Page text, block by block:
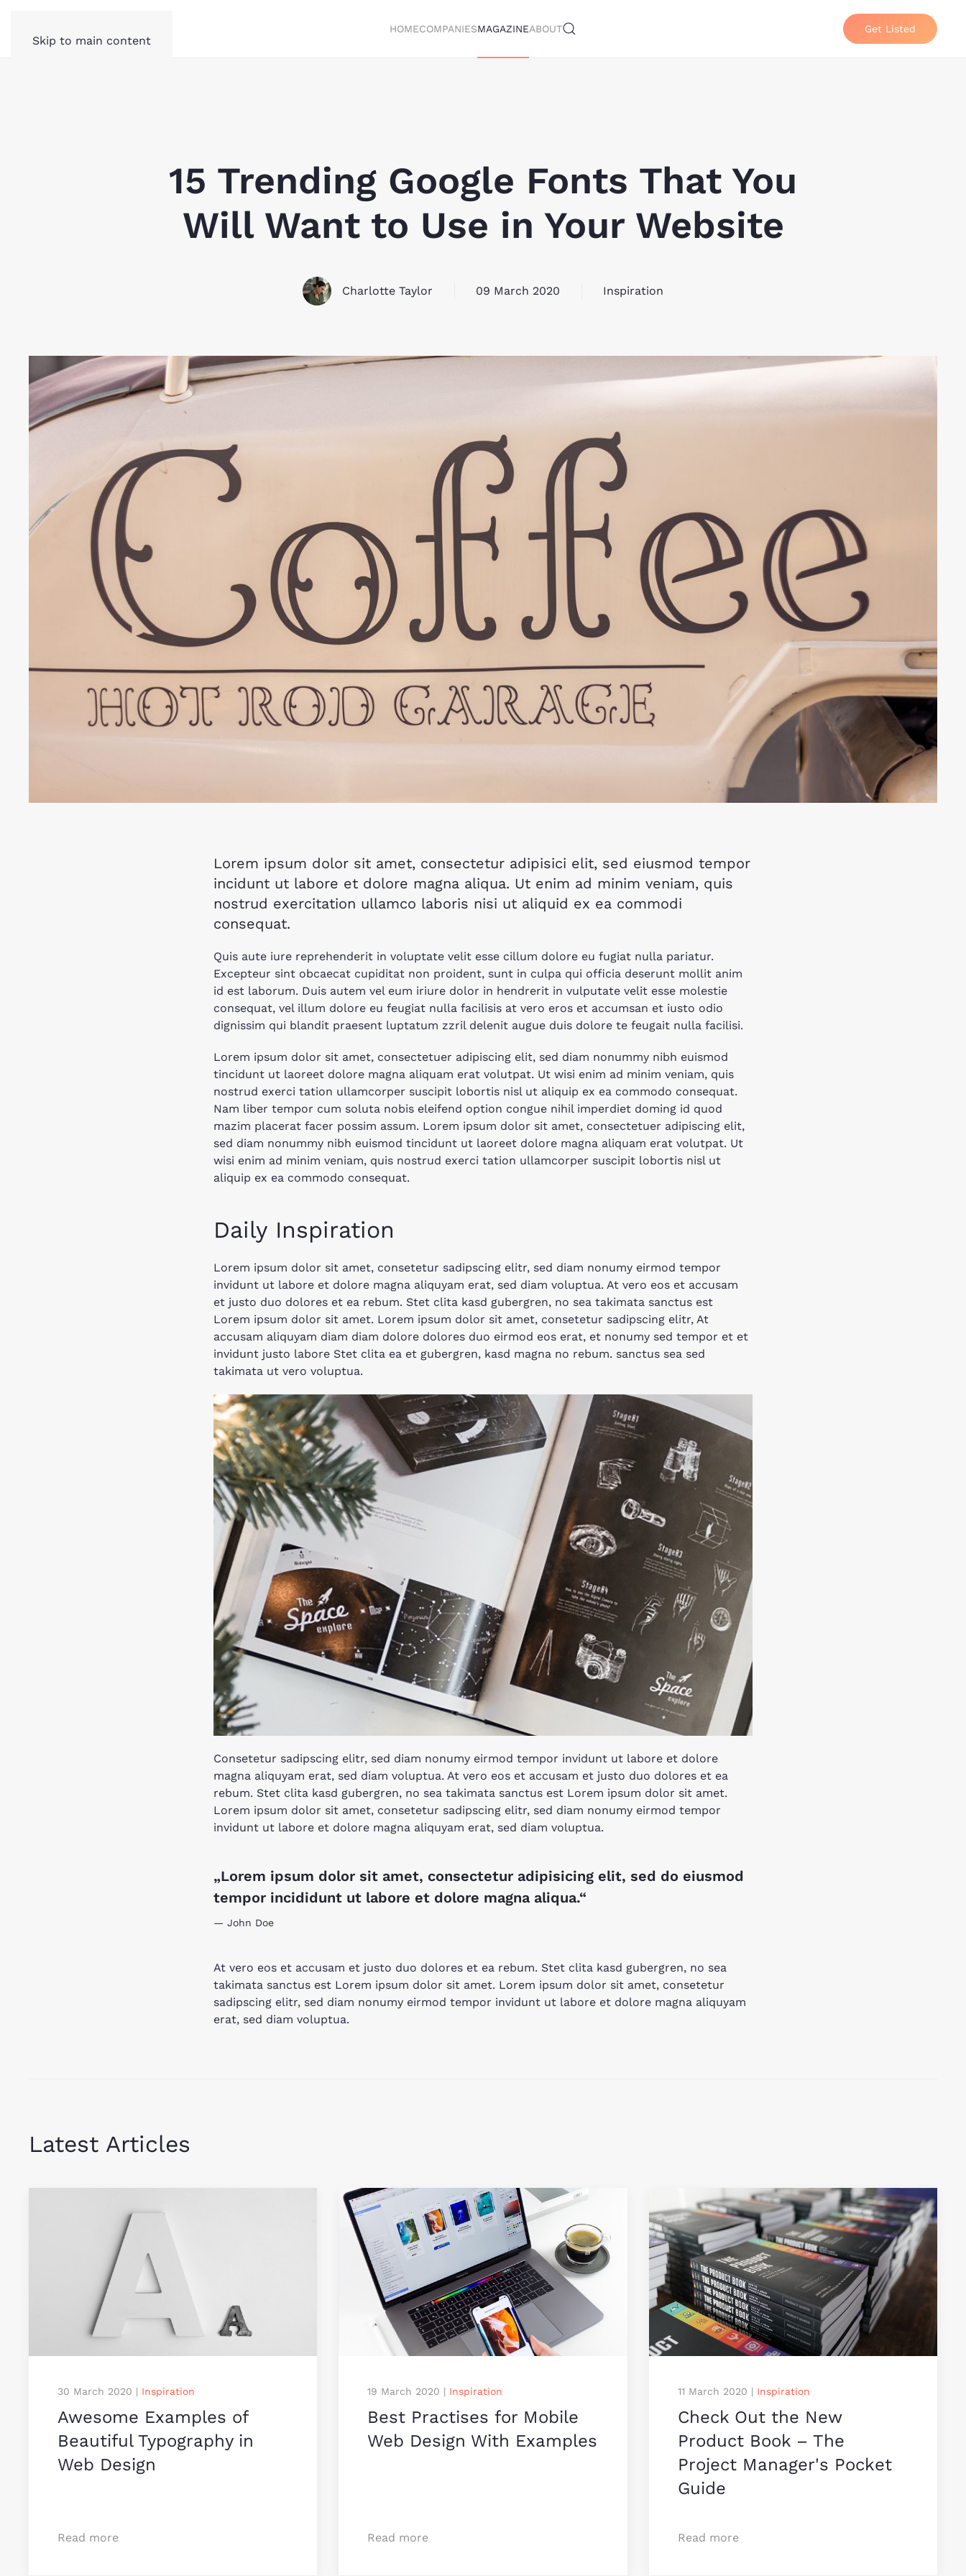
Skip to main content
HOMECOMPANIESMAGAZINEABOUT Get Listed
15 Trending Google Fonts That You
Will Want to Use in Your Website
Charlotte Taylor 09 March 2020 Inspiration
Lorem ipsum dolor sit amet, consectetur adipisici elit, sed eiusmod tempor
incidunt ut labore et dolore magna aliqua. Ut enim ad minim veniam, quis
nostrud exercitation ullamco laboris nisi ut aliquid ex ea commodi
consequat.
Quis aute iure reprehenderit in voluptate velit esse cillum dolore eu fugiat nulla pariatur.
Excepteur sint obcaecat cupiditat non proident, sunt in culpa qui officia deserunt mollit anim
id est laborum. Duis autem vel eum iriure dolor in hendrerit in vulputate velit esse molestie
consequat, vel illum dolore eu feugiat nulla facilisis at vero eros et accumsan et iusto odio
dignissim qui blandit praesent luptatum zzril delenit augue duis dolore te feugait nulla facilisi.
Lorem ipsum dolor sit amet, consectetuer adipiscing elit, sed diam nonummy nibh euismod
tincidunt ut laoreet dolore magna aliquam erat volutpat. Ut wisi enim ad minim veniam, quis
nostrud exerci tation ullamcorper suscipit lobortis nisl ut aliquip ex ea commodo consequat.
Nam liber tempor cum soluta nobis eleifend option congue nihil imperdiet doming id quod
mazim placerat facer possim assum. Lorem ipsum dolor sit amet, consectetuer adipiscing elit,
sed diam nonummy nibh euismod tincidunt ut laoreet dolore magna aliquam erat volutpat. Ut
wisi enim ad minim veniam, quis nostrud exerci tation ullamcorper suscipit lobortis nisl ut
aliquip ex ea commodo consequat.
Daily Inspiration
Lorem ipsum dolor sit amet, consetetur sadipscing elitr, sed diam nonumy eirmod tempor
invidunt ut labore et dolore magna aliquyam erat, sed diam voluptua. At vero eos et accusam
et justo duo dolores et ea rebum. Stet clita kasd gubergren, no sea takimata sanctus est
Lorem ipsum dolor sit amet. Lorem ipsum dolor sit amet, consetetur sadipscing elitr, At
accusam aliquyam diam diam dolore dolores duo eirmod eos erat, et nonumy sed tempor et et
invidunt justo labore Stet clita ea et gubergren, kasd magna no rebum. sanctus sea sed
takimata ut vero voluptua.
Consetetur sadipscing elitr, sed diam nonumy eirmod tempor invidunt ut labore et dolore
magna aliquyam erat, sed diam voluptua. At vero eos et accusam et justo duo dolores et ea
rebum. Stet clita kasd gubergren, no sea takimata sanctus est Lorem ipsum dolor sit amet.
Lorem ipsum dolor sit amet, consetetur sadipscing elitr, sed diam nonumy eirmod tempor
invidunt ut labore et dolore magna aliquyam erat, sed diam voluptua.
„Lorem ipsum dolor sit amet, consectetur adipisicing elit, sed do eiusmod
tempor incididunt ut labore et dolore magna aliqua.“
John Doe
At vero eos et accusam et justo duo dolores et ea rebum. Stet clita kasd gubergren, no sea
takimata sanctus est Lorem ipsum dolor sit amet. Lorem ipsum dolor sit amet, consetetur
sadipscing elitr, sed diam nonumy eirmod tempor invidunt ut labore et dolore magna aliquyam
erat, sed diam voluptua.
Latest Articles
30 March 2020 | Inspiration
Awesome Examples of
Beauti­ful Typo­­­­graphy in
Web Design
Read more
19 March 2020 | Inspiration
Best Practises for Mobile
Web Design With Examples
Read more
11 March 2020 | Inspiration
Check Out the New
Product Book – The
Project Manager's Pocket
Guide
Read more